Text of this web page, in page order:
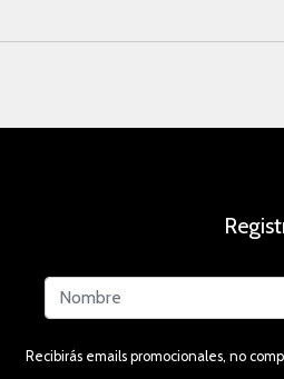
Recibirás emails promocionales, no